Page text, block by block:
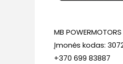
MB POWERMOTORS
Įmonės kodas:
+370 699 83887